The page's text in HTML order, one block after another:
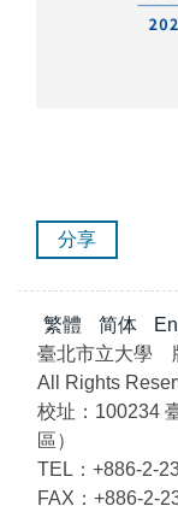
分享
繁體 简体
臺北市立大學
All Rights
校址：100234
區）
TEL：+886-2-
FAX：+886-2-